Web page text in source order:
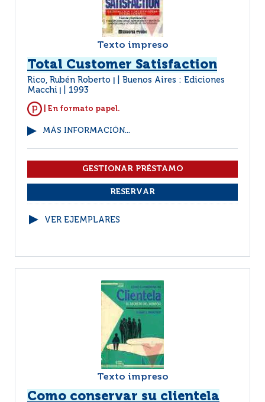
Texto impreso
Total Customer Satisfaction
Rico, Rubén Roberto
Buenos Aires : Ediciones
Macchi
1993
| En formato papel.
MÁS INFORMACIÓN...
VER EJEMPLARES
Texto impreso
Como conservar su clientela